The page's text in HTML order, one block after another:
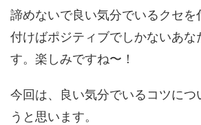
諦めないで良い気分でいるクセを
付けばポジティブでしかないあな
す。楽しみですね〜！
今回は、良い気分でいるコツにつ
うと思います。